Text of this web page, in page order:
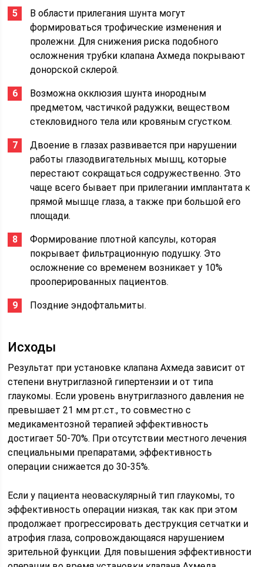
В области прилегания шунта могут
формироваться трофические изменения и
пролежни. Для снижения риска подобного
осложнения трубки клапана Ахмеда покрывают
донорской склерой.
Возможна окклюзия шунта инородным
предметом, частичкой радужки, веществом
стекловидного тела или кровяным сгустком.
Двоение в глазах развивается при нарушении
работы глазодвигательных мышц, которые
перестают сокращаться содружественно. Это
чаще всего бывает при прилегании имплантата к
прямой мышце глаза, а также при большой его
площади.
Формирование плотной капсулы, которая
покрывает фильтрационную подушку. Это
осложнение со временем возникает у 10%
прооперированных пациентов.
Поздние эндофтальмиты.
Исходы
Результат при установке клапана Ахмеда зависит от
степени внутриглазной гипертензии и от типа
глаукомы. Если уровень внутриглазного давления не
превышает 21 мм рт.ст., то совместно с
медикаментозной терапией эффективность
достигает 50-70%. При отсутствии местного лечения
специальными препаратами, эффективность
операции снижается до 30-35%.
Если у пациента неоваскулярный тип глаукомы, то
эффективность операции низкая, так как при этом
продолжает прогрессировать деструкция сетчатки и
атрофия глаза, сопровождающаяся нарушением
зрительной функции. Для повышения эффективности